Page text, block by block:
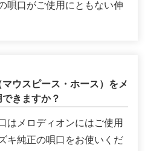
唄口がご使用にともない伸
ウスピース・ホース）をメ
きますか？
はメロディオンにはご使用
キ純正の唄口をお使いくだ